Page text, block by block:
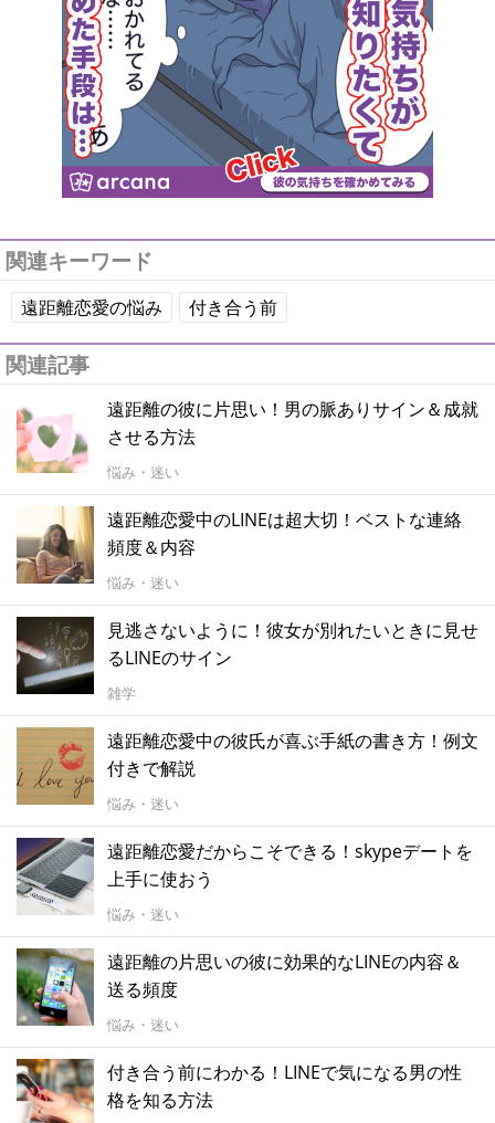
関連キーワード
遠距離恋愛の悩み 付き合う前
関連記事
遠距離の彼に片思い！男の脈ありサイン＆成就
させる方法
悩み・迷い
遠距離恋愛中のLINEは超大切！ベストな連絡
頻度＆内容
悩み・迷い
見逃さないように！彼女が別れたいときに見せ
るLINEのサイン
雑学
遠距離恋愛中の彼氏が喜ぶ手紙の書き方！例文
付きで解説
悩み・迷い
遠距離恋愛だからこそできる！skypeデートを
上手に使おう
悩み・迷い
遠距離の片思いの彼に効果的なLINEの内容＆
送る頻度
悩み・迷い
付き合う前にわかる！LINEで気になる男の性
格を知る方法